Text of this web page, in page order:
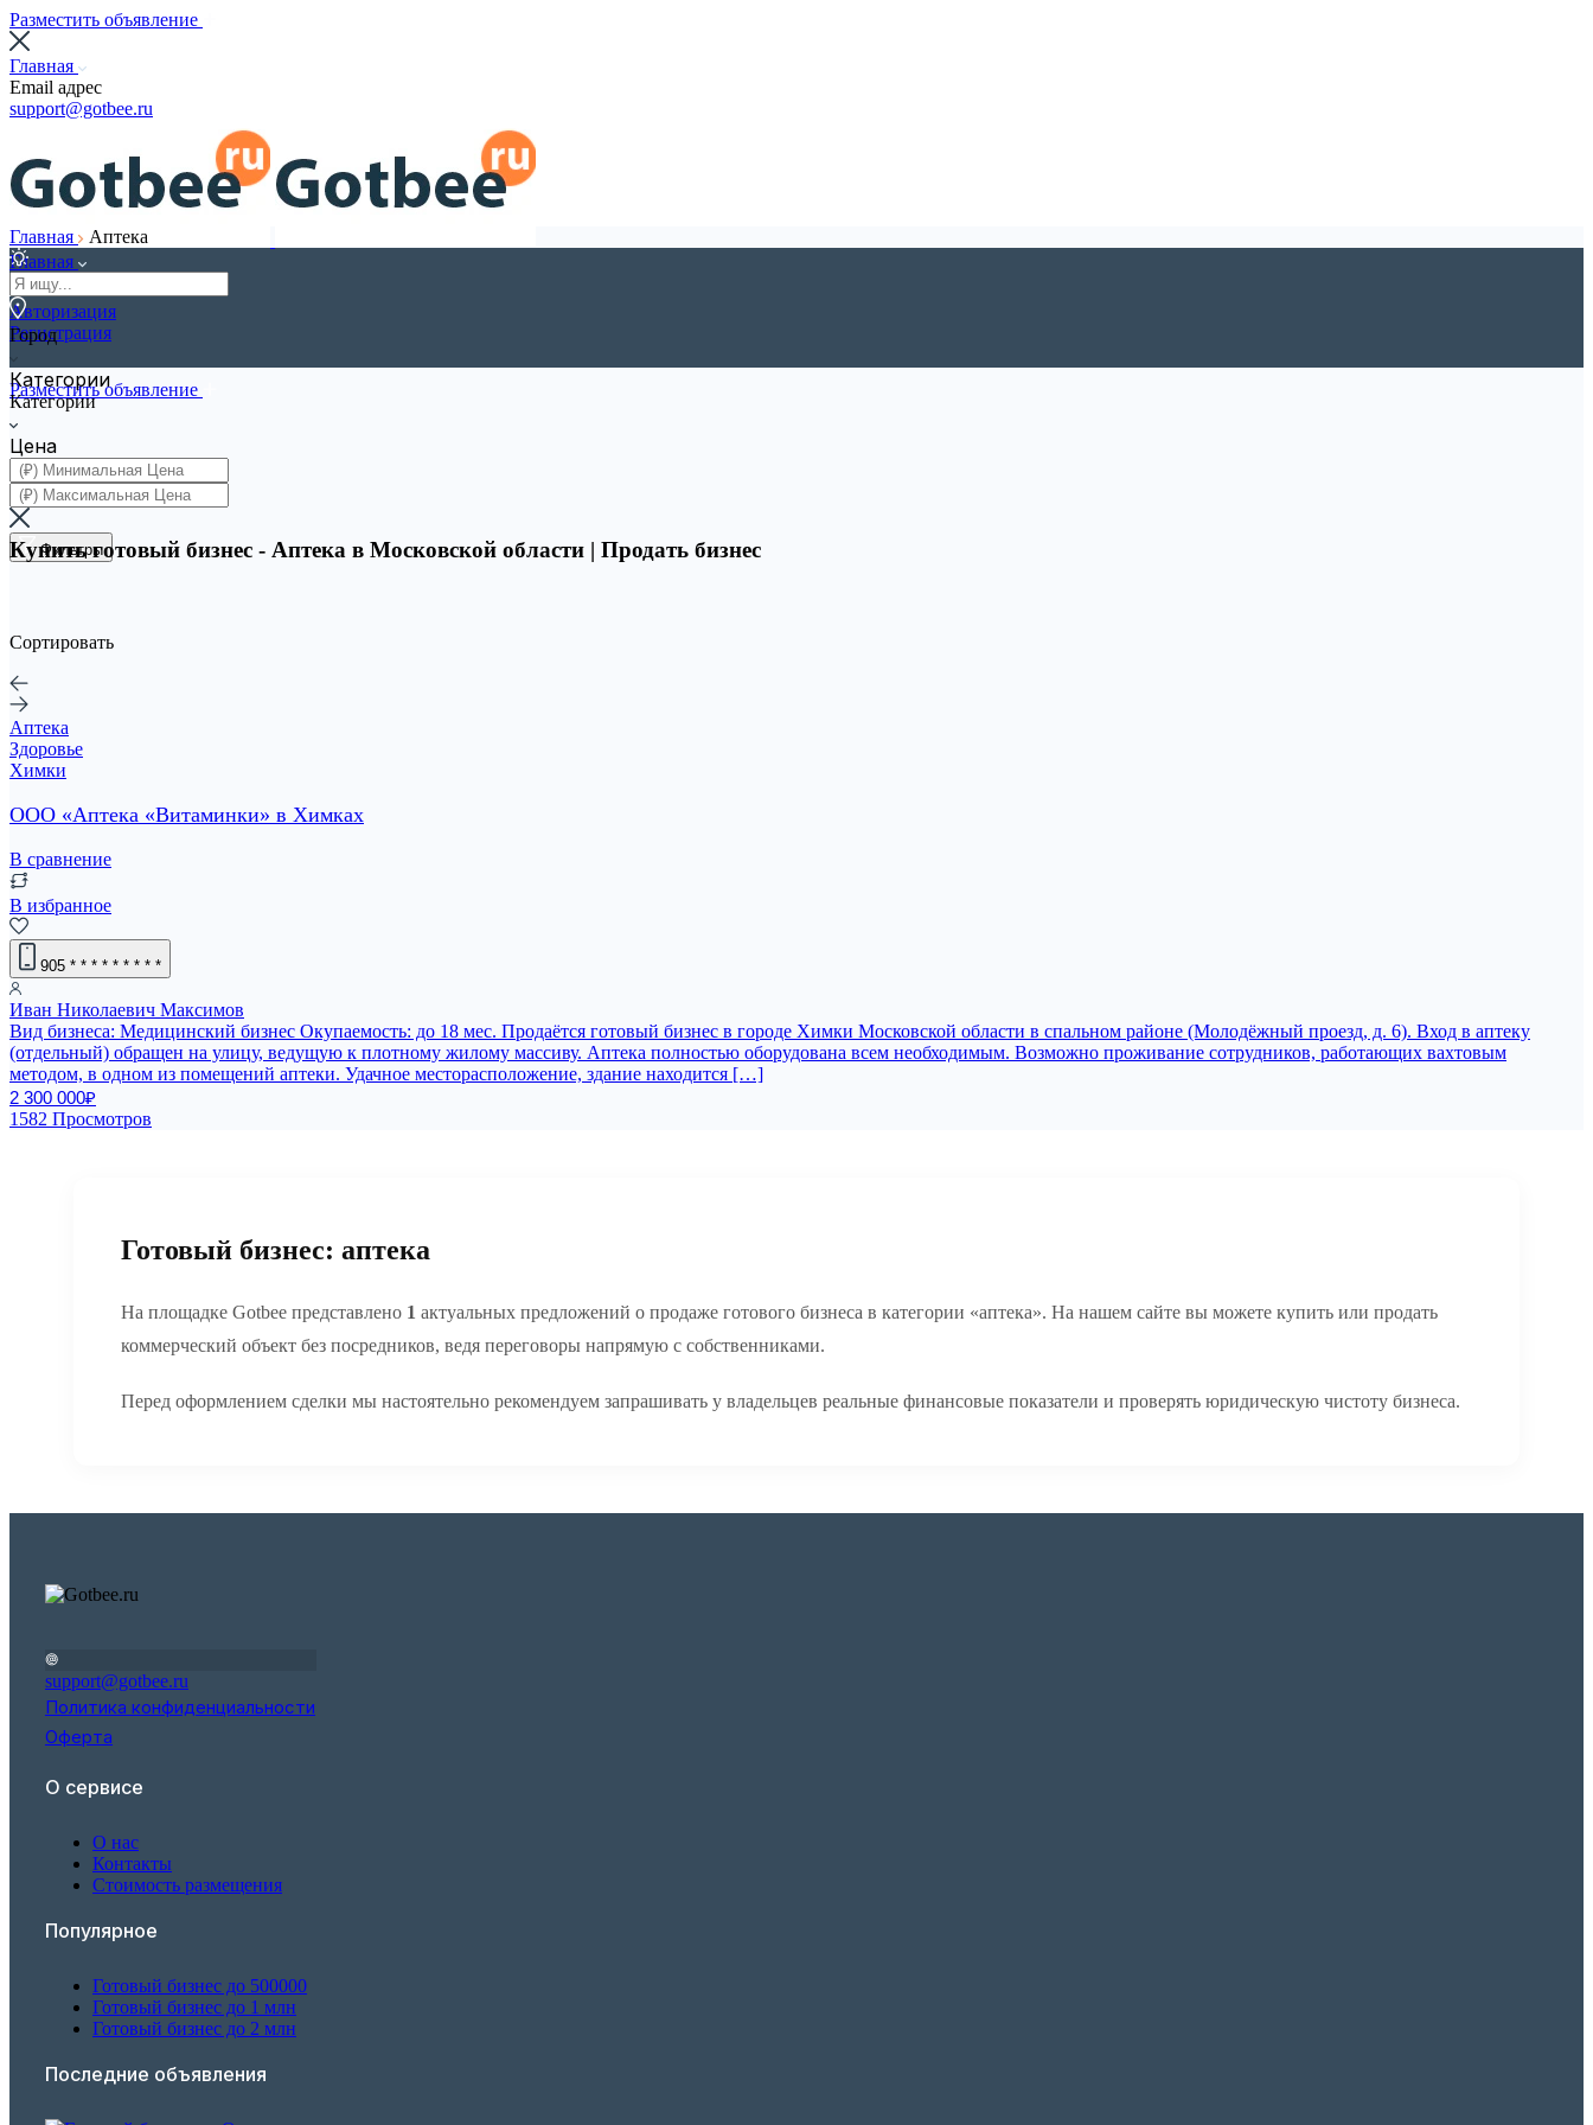
Разместить объявление
Главная
Email адрес
support@gotbee.ru
Главная
Авторизация
Регистрация
Разместить объявление
Главная Аптека
Город
Категории
Категории
Цена
Фильтры
Купить готовый бизнес - Аптека в Московской области | Продать бизнес
Сортировать
Аптека
Здоровье
Химки
ООО «Аптека «Витаминки» в Химках
В сравнение
В избранное
905 * * * * * * * * *
Иван Николаевич Максимов
Вид бизнеса: Медицинский бизнес Окупаемость: до 18 мес. Продаётся готовый бизнес в городе Химки Московской области в спальном районе (Молодёжный проезд, д. 6). Вход в аптеку
(отдельный) обращен на улицу, ведущую к плотному жилому массиву. Аптека полностью oбоpудованa всем необходимым. Возможно проживание сотрудников, работающих вахтовым
методом, в одном из помещений аптеки. Удачное месторасположение, здание находится […]
2 300 000₽
1582 Просмотров
Готовый бизнес: аптека
На площадке Gotbee представлено 1 актуальных предложений о продаже готового бизнеса в категории «аптека». На нашем сайте вы можете купить или продать
коммерческий объект без посредников, ведя переговоры напрямую с собственниками.
Перед оформлением сделки мы настоятельно рекомендуем запрашивать у владельцев реальные финансовые показатели и проверять юридическую чистоту бизнеса.
support@gotbee.ru
Политика конфиденциальности
Оферта
О сервисе
О нас
Контакты
Стоимость размещения
Популярное
Готовый бизнес до 500000
Готовый бизнес до 1 млн
Готовый бизнес до 2 млн
Последние объявления